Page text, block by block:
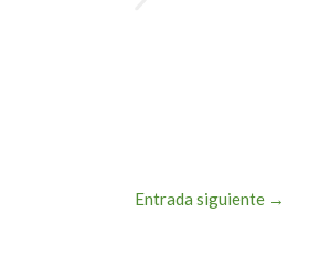
Entrada siguiente →